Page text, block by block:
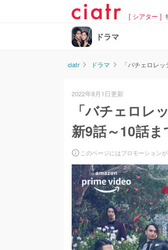
[ シアター ]
ドラマ
ciatr ドラマ 「バチェロレ
2022年8月1日更新
「バチェロ
新9話～10話ま
このページにはプロモーション